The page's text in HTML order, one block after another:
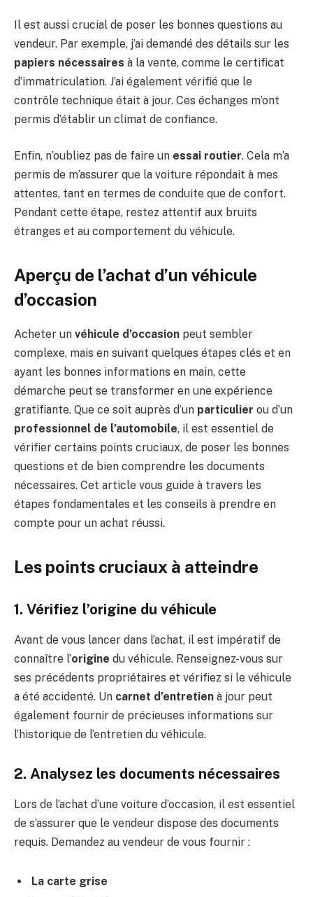
Il est aussi crucial de poser les bonnes questions au
vendeur. Par exemple, j’ai demandé des détails sur les
papiers nécessaires à la vente, comme le certificat
d’immatriculation. J’ai également vérifié que le
contrôle technique était à jour. Ces échanges m’ont
permis d’établir un climat de confiance.
Enfin, n’oubliez pas de faire un essai routier. Cela m’a
permis de m’assurer que la voiture répondait à mes
attentes, tant en termes de conduite que de confort.
Pendant cette étape, restez attentif aux bruits
étranges et au comportement du véhicule.
Aperçu de l’achat d’un véhicule
d’occasion
Acheter un véhicule d’occasion peut sembler
complexe, mais en suivant quelques étapes clés et en
ayant les bonnes informations en main, cette
démarche peut se transformer en une expérience
gratifiante. Que ce soit auprès d’un particulier ou d’un
professionnel de l’automobile, il est essentiel de
vérifier certains points cruciaux, de poser les bonnes
questions et de bien comprendre les documents
nécessaires. Cet article vous guide à travers les
étapes fondamentales et les conseils à prendre en
compte pour un achat réussi.
Les points cruciaux à atteindre
1. Vérifiez l’origine du véhicule
Avant de vous lancer dans l’achat, il est impératif de
connaître l’origine du véhicule. Renseignez-vous sur
ses précédents propriétaires et vérifiez si le véhicule
a été accidenté. Un carnet d’entretien à jour peut
également fournir de précieuses informations sur
l’historique de l’entretien du véhicule.
2. Analysez les documents nécessaires
Lors de l’achat d’une voiture d’occasion, il est essentiel
de s’assurer que le vendeur dispose des documents
requis. Demandez au vendeur de vous fournir :
La carte grise